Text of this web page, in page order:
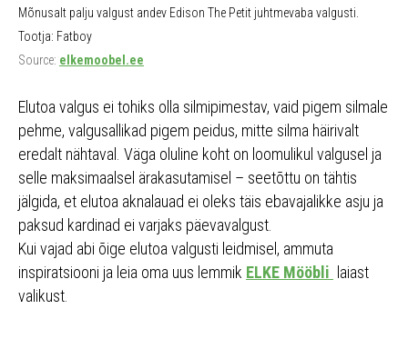
Mõnusalt palju valgust andev Edison The Petit juhtmevaba valgusti.
Tootja: Fatboy
Source: elkemoobel.ee
Elutoa valgus ei tohiks olla silmipimestav, vaid pigem silmale
pehme, valgusallikad pigem peidus, mitte silma häirivalt
eredalt nähtaval. Väga oluline koht on loomulikul valgusel ja
selle maksimaalsel ärakasutamisel – seetõttu on tähtis
jälgida, et elutoa aknalauad ei oleks täis ebavajalikke asju ja
paksud kardinad ei varjaks päevavalgust.
Kui vajad abi õige elutoa valgusti leidmisel, ammuta
inspiratsiooni ja leia oma uus lemmik ELKE Mööbli
laiast
valikust.